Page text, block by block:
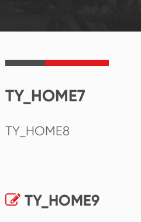
TY_HOME7
TY_HOME8
TY_HOME9